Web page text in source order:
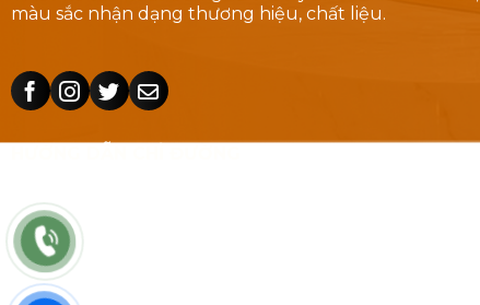
màu sắc nhận dạng thương hiệu, chất liệu.